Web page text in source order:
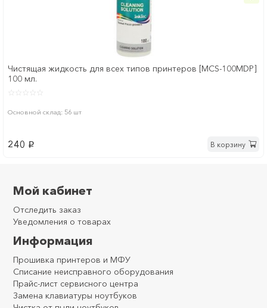
Чистящая жидкость для всех типов принтеров [MCS-100MDP]
100 мл.
Основной склад: 56 шт
240 p В корзину
Мой кабинет
Отследить заказ
Уведомления о товарах
Информация
Прошивка принтеров и МФУ
Списание неисправного оборудования
Прайс-лист сервисного центра
Замена клавиатуры ноутбуков